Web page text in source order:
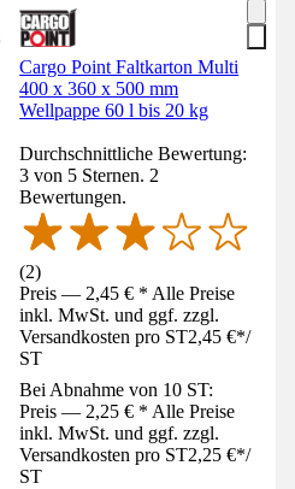
Cargo Point Faltkarton Multi
400 x 360 x 500 mm
Wellpappe 60 l bis 20 kg
Durchschnittliche Bewertung:
3 von 5 Sternen. 2
Bewertungen.
(2)
Preis — 2,45 € * Alle Preise
inkl. MwSt. und ggf. zzgl.
Versandkosten pro ST2,45 €*/
ST
Bei Abnahme von 10 ST:
Preis — 2,25 € * Alle Preise
inkl. MwSt. und ggf. zzgl.
Versandkosten pro ST2,25 €*/
ST